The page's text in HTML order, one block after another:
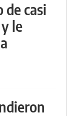
casi
le